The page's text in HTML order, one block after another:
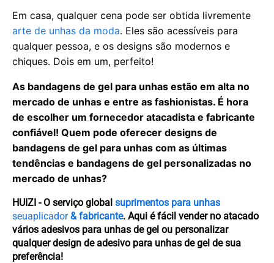
Em casa, qualquer cena pode ser obtida livremente
arte de unhas da moda. Eles são acessíveis para
qualquer pessoa, e os designs são modernos e
chiques. Dois em um, perfeito!
As bandagens de gel para unhas estão em alta no
mercado de unhas e entre as fashionistas. É hora
de escolher um fornecedor atacadista e fabricante
confiável! Quem pode oferecer designs de
bandagens de gel para unhas com as últimas
tendências e bandagens de gel personalizadas no
mercado de unhas?
HUIZI - O serviço global suprimentos para unhas
seuaplicador& fabricante. Aqui é fácil vender no atacado
vários adesivos para unhas de gel ou personalizar
qualquer design de adesivo para unhas de gel de sua
preferência!